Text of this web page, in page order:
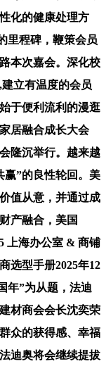
化的健康处理方
里程碑，鞭策会员
本次嘉会。深化校
立有温度的会员
于便利流利的漫逛
居融合成长大会
隆沉举行。越来越
赢”的良性轮回。美
值从意，并通过成
产融合，美国
上海办公室 & 商铺
选型手册2025年12
年”为从题，法迪
材商会会长沈奕荣
众的获得感、幸福
迪奥将会继续提拔